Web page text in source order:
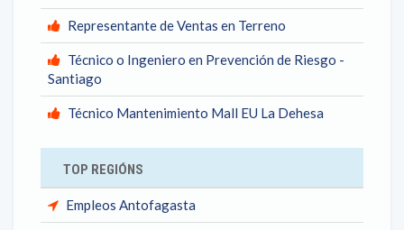
Representante de Ventas en Terreno
Técnico o Ingeniero en Prevención de Riesgo -
Santiago
Técnico Mantenimiento Mall EU La Dehesa
TOP REGIÓNS
Empleos Antofagasta